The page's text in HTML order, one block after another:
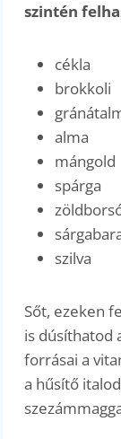
szintén
cékla
brokkoli
alma
mángold
spárga
szilva
Sőt, ezeken
is dúsíthatod
forrásai a
a hűsítő